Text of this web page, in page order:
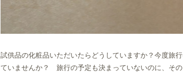
試供品の化粧品いただいたらどうしていますか？今度旅
ていませんか？ 旅行の予定も決まっていないのに、そ